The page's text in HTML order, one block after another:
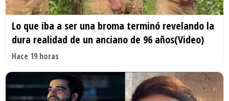
Lo que iba a ser una broma terminó revelando la
dura realidad de un anciano de 96 años(Video)
Hace 19 horas